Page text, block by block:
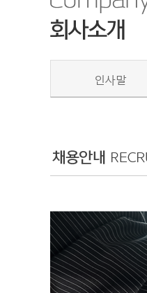
인사말